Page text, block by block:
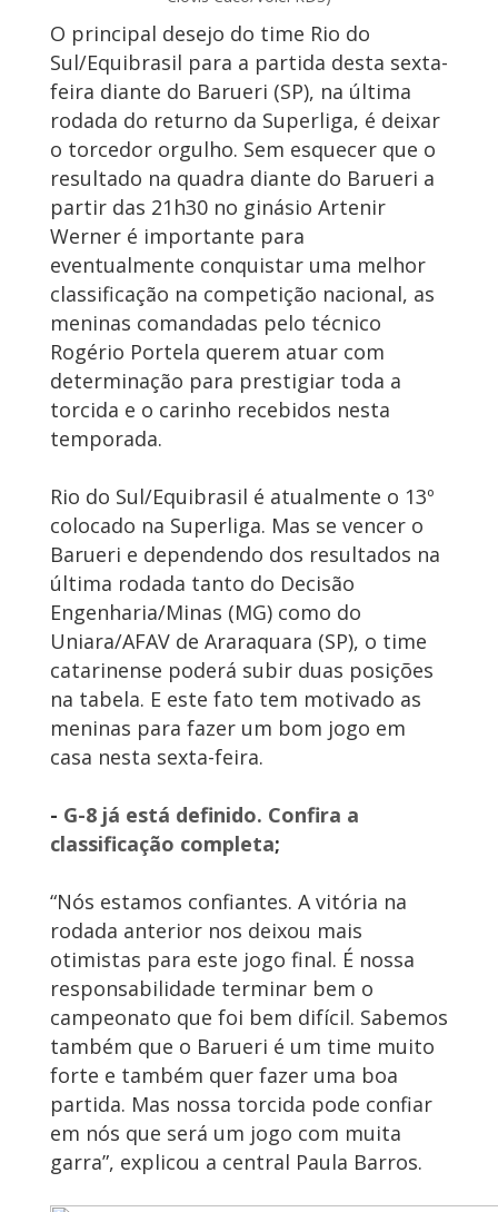
O principal desejo do time Rio do
Sul/Equibrasil para a partida desta sexta-
feira diante do Barueri (SP), na última
rodada do returno da Superliga, é deixar
o torcedor orgulho. Sem esquecer que o
resultado na quadra diante do Barueri a
partir das 21h30 no ginásio Artenir
Werner é importante para
eventualmente conquistar uma melhor
classificação na competição nacional, as
meninas comandadas pelo técnico
Rogério Portela querem atuar com
determinação para prestigiar toda a
torcida e o carinho recebidos nesta
temporada.
Rio do Sul/Equibrasil é atualmente o 13º
colocado na Superliga. Mas se vencer o
Barueri e dependendo dos resultados na
última rodada tanto do Decisão
Engenharia/Minas (MG) como do
Uniara/AFAV de Araraquara (SP), o time
catarinense poderá subir duas posições
na tabela. E este fato tem motivado as
meninas para fazer um bom jogo em
casa nesta sexta-feira.
- G-8 já está definido. Confira a
classificação completa;
“Nós estamos confiantes. A vitória na
rodada anterior nos deixou mais
otimistas para este jogo final. É nossa
responsabilidade terminar bem o
campeonato que foi bem difícil. Sabemos
também que o Barueri é um time muito
forte e também quer fazer uma boa
partida. Mas nossa torcida pode confiar
em nós que será um jogo com muita
garra”, explicou a central Paula Barros.